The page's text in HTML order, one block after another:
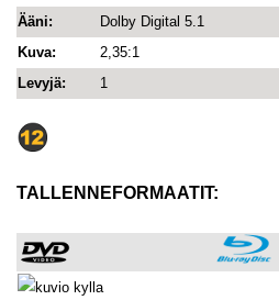
Ääni:
Dolby Digital 5.1
Kuva:
2,35:1
Levyjä:
1
TALLENNEFORMAATIT: